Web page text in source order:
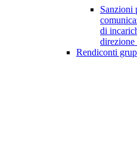
Sanzioni
di
Rendiconti